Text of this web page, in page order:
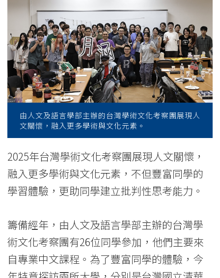
融
合
文
創
與
地
文
化
學
院
消
由人文及語言學部主辦的台灣學術文化考察團展現人
文關懷，融入更多學術與文化元素。
2025年台灣學術文化考察團展現人文關懷，
融入更多學術與文化元素，不但豐富同學的
學習體驗，更助同學建立批判性思考能力。
籌備經年，由人文及語言學部主辦的台灣學
術文化考察團有26位同學參加，他們主要來
自專業中文課程。為了豐富同學的體驗，今